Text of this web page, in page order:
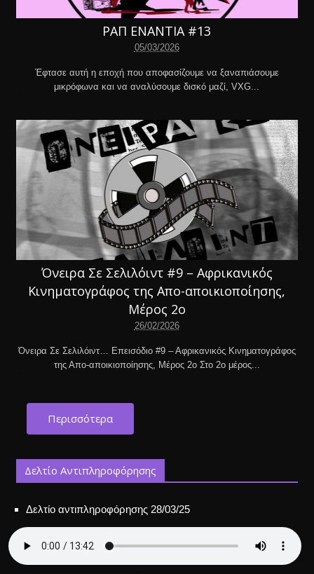
ΡΑΠ ΕΝΑΝΤΙΑ #13
05/03/2026
Έφτασε αυτή η εποχή που αποφασίζουμε να ξαναπιάσουμε
μικρόφωνα και να αναλύσουμε δισκό μαζί, VXG...
Όνειρα Σε Σελιλόιντ #9 – Αφρικανικός
Κινηματογράφος της Απο-αποικιοποίησης,
Μέρος 2ο
26/02/2026
Όνειρα Σε Σελιλόιντ… Επεισόδιο #9 – Αφρικανικός Κινηματογράφος
της Απο-αποικιοποίησης, Μέρος 2ο Στο 2ο μέρος...
Περισσότερα
Δελτίο Αντιπληροφόρησης
Δελτίο αντιπληροφόρησης 28/03/25